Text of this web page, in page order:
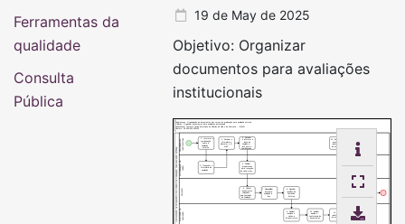
19 de May de 2025
Objetivo: Organizar
documentos para avaliações
institucionais
ORGANIZAÇÃO DE DOCUMENTOS DOS CURSOS DE GRADUAÇÃO PARA AVALIAÇÃO EXTERNACOMISSÃO DEAVALIAÇÃO
COORDENAÇÃO DECURSO
PROCURADORIAINSTITUCIONAL
SAILACVN
1. Informar a
coordenação
sobre a
avaliação
externa
2. Preencher o
formulário de
avaliação
relatório final e
3. Receber o
formulário e
alimentar o E-
MEC
4. Receber
e informar a
data de
Avalição in
loco para a
Coordenação
5. Realizar
preparativos
para recepção
de visita in loco
6. Coletar
documentos
solicitados
pela Comissão
7. Disponibilizar
local para
avaliação in
loco
8. Agendar
reuniões da
Comissão
Externa
9. Realizar
reuniões e
visitas a
infraestrutura
10. Realizar
análise e
conferência de
documentos
11. Emitir
relatório final
de avaliação
12. Receber e
encaminhar
relatório final
de avaliação
Subprocesso: Organização de documentos dos cursos de graduação para avaliação externa
Objetivo: Organizar documentos para avaliações institucionais
Responsável: Instituto Latino-Americano de Ciências da Vida e da Natureza - ILACVN
Número: 18.009/001-052025
Ferramentas da
qualidade
Consulta
Pública